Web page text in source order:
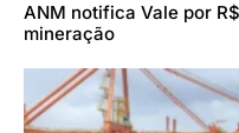
ANM notifica Vale por
mineração